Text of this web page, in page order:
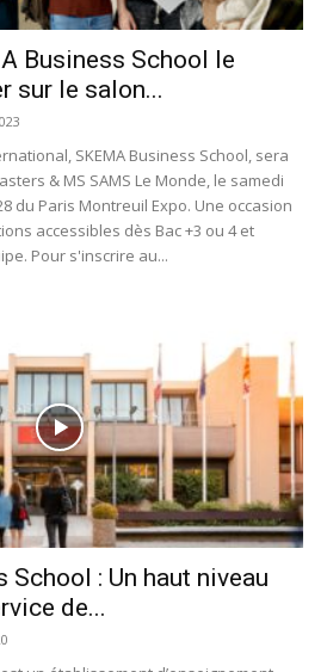
Business School le
sur le salon...
SKEMA Business School, sera
& MS SAMS Le Monde, le samedi
du Paris Montreuil Expo. Une occasion
accessibles dès Bac +3 ou 4 et
Pour s'inscrire au...
School : Un haut niveau
de...